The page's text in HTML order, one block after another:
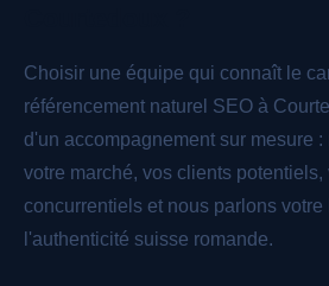
Choisir une équipe qui connaît le
référencement naturel SEO à
d'un accompagnement sur mesure
votre marché, vos clients potentiels,
concurrentiels et nous parlons
l'authenticité suisse romande.